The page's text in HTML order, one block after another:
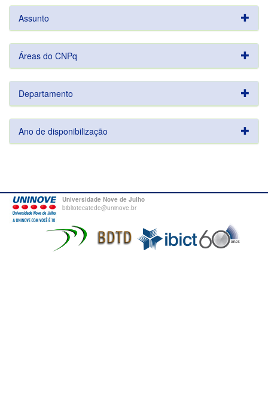
Assunto
Áreas do CNPq
Departamento
Ano de disponibilização
Universidade Nove de Julho
bibliotecatede@uninove.br